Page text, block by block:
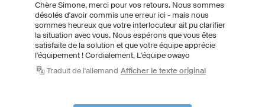
Chère Simone, merci pour vos retours. Nous sommes
désolés d'avoir commis une erreur ici - mais nous
sommes heureux que votre interlocuteur ait pu clarifier
la situation avec vous. Nous espérons que vous êtes
satisfaite de la solution et que votre équipe apprécie
l'équipement ! Cordialement, L'équipe owayo
Traduit de l'allemand Afficher le texte original